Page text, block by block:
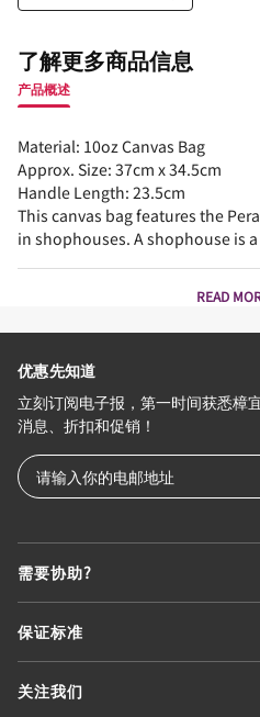
了解更多商品信息
产品概述
Material: 10oz Canvas Bag
Approx. Size: 37cm x 34.5cm
Handle Length: 23.5cm
This canvas bag features the
in shophouses. A shophouse is
READ
需要协助?
保证标准
关注我们
优惠先知道
立刻订阅电子报，第一时间获悉樟
消息、折扣和促销！